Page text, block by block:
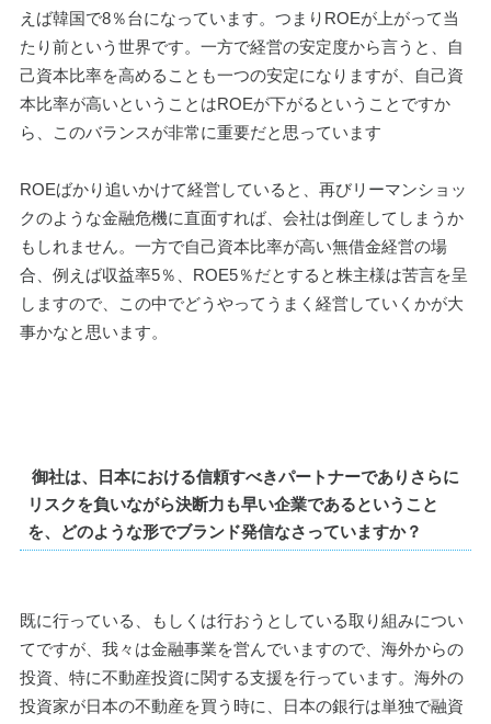
えば韓国で8％台になっています。つまりROEが上がって当
たり前という世界です。一方で経営の安定度から言うと、自
己資本比率を高めることも一つの安定になりますが、自己資
本比率が高いということはROEが下がるということですか
ら、このバランスが非常に重要だと思っています
ROEばかり追いかけて経営していると、再びリーマンショッ
クのような金融危機に直面すれば、会社は倒産してしまうか
もしれません。一方で自己資本比率が高い無借金経営の場
合、例えば収益率5％、ROE5％だとすると株主様は苦言を呈
しますので、この中でどうやってうまく経営していくかが大
事かなと思います。
御社は、日本における信頼すべきパートナーでありさらに
リスクを負いながら決断力も早い企業であるということ
を、どのような形でブランド発信なさっていますか？
既に行っている、もしくは行おうとしている取り組みについ
てですが、我々は金融事業を営んでいますので、海外からの
投資、特に不動産投資に関する支援を行っています。海外の
投資家が日本の不動産を買う時に、日本の銀行は単独で融資